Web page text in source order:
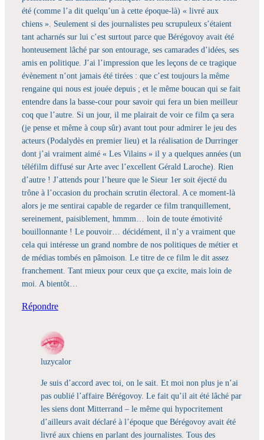
été (comme l’a dit quelqu’un à cette époque-là) « livré aux
chiens ». Seulement si des journalistes peu scrupuleux s’étaient
tant acharnés sur lui c’est surtout parce que Bérégovoy avait été
honteusement lâché par son entourage, ses camarades d’idées, ses
amis en politique. J’ai l’impression que les leçons de ce tragique
évènement n’ont jamais été tirées : que c’est toujours la même
rengaine qui nous est jouée depuis ; et le même boucan qui se fait
entendre dans la basse-cour pour savoir qui fera un bien meilleur
coq que l’autre. Si un jour, il me plairait de voir ce film ça sera
(je pense et même à coup sûr) avant tout pour admirer le jeu des
acteurs (Podalydès en premier lieu) et la réalisation de Durringer
dont j’ai vraiment aimé « Les Vilains » il y a quelques années (un
téléfilm diffusé sur Arte avec l’excellent Gérald Laroche). Rien
d’autre ! J’attends pour l’heure que le Sieur 1er soit éjecté du
trône à l’occasion du prochain scrutin électoral. A ce moment-là
alors je me sentirai capable de regarder ce film tranquillement,
sereinement, paisiblement, hmmm… loin de toute émotivité
bouillonnante ! Le pouvoir… décidément, il n’y a vraiment que
cela qui intéresse un grand nombre de nos politiques de métier et
de médias tombés en pâmoison. Le titre de ce film le dit assez
franchement. Tant mieux pour ceux que ça excite, mais loin de
moi. A bientôt…
Répondre
luzycalor
Je suis d’accord avec toi, on le sait. Et moi non plus je n’ai
pas oublié l’affaire Bérégovoy. Le fait qu’il ait été lâché par
les siens dont Mitterrand – le même qui hypocritement
d’ailleurs avait déclaré à l’époque que Bérégovoy avait été
livré aux chiens en parlant des journalistes. Tous des